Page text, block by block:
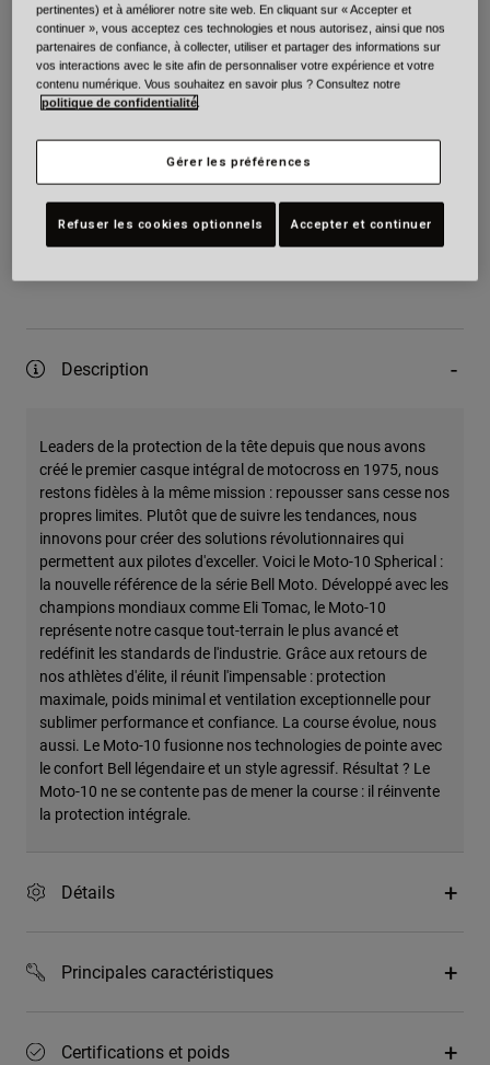
XS S M L XL 2XL
Ajouter au panier
Frais de port gratuits pour toute commande supérieure à 175€
Description
Leaders de la protection de la tête depuis que nous avons
créé le premier casque intégral de motocross en 1975, nous
restons fidèles à la même mission : repousser sans cesse nos
propres limites. Plutôt que de suivre les tendances, nous
innovons pour créer des solutions révolutionnaires qui
permettent aux pilotes d'exceller. Voici le Moto-10 Spherical :
la nouvelle référence de la série Bell Moto. Développé avec les
champions mondiaux comme Eli Tomac, le Moto-10
représente notre casque tout-terrain le plus avancé et
redéfinit les standards de l'industrie. Grâce aux retours de
nos athlètes d'élite, il réunit l'impensable : protection
maximale, poids minimal et ventilation exceptionnelle pour
sublimer performance et confiance. La course évolue, nous
aussi. Le Moto-10 fusionne nos technologies de pointe avec
le confort Bell légendaire et un style agressif. Résultat ? Le
Moto-10 ne se contente pas de mener la course : il réinvente
la protection intégrale.
Détails
Principales caractéristiques
Certifications et poids
pertinentes) et à améliorer notre site web. En cliquant sur « Accepter et
continuer », vous acceptez ces technologies et nous autorisez, ainsi que nos
partenaires de confiance, à collecter, utiliser et partager des informations sur
vos interactions avec le site afin de personnaliser votre expérience et votre
contenu numérique. Vous souhaitez en savoir plus ? Consultez notre
politique de confidentialité.
Gérer les préférences
Refuser les cookies optionnels Accepter et continuer